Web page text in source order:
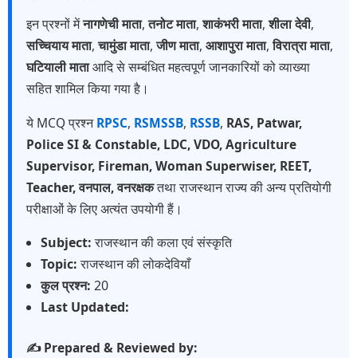
इन प्रश्नों मेंनागणेची माता,तनोट माता,शाकंभरी माता,शीला देवी,
सच्चियाय माता,चामुंडा माता,जीण माता, आशापुरा माता,विरात्रा माता,
घटियाली माताआदि से सम्बंधित महत्वपूर्ण जानकारियों को व्याख्या
सहित शामिल किया गया है।
ये MCQ प्रश्नRPSC, RSMSSB, RSSB, RAS, Patwar,
Police SI & Constable, LDC, VDO, Agriculture
Supervisor, Fireman, Woman Superwiser, REET,
Teacher, वनपाल, वनरक्षकतथा राजस्थान राज्य की अन्य प्रतियोगी
परीक्षाओं के लिए अत्यंत उपयोगी हैं।
Subject:राजस्थान की कला एवं संस्कृति
Topic:राजस्थान की लोकदेवियाँ
कुल प्रश्न: 20
Last Updated:
✍️ Prepared & Reviewed by: